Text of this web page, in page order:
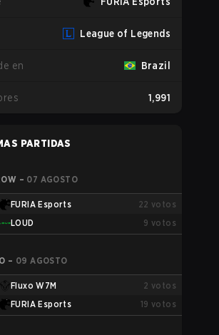
League of Legends
en Brazil
1,991
PARTIDAS
– 07 AGOSTO
FURIA Esports 22 votos
LOUD
9 votos
– 09 AGOSTO
Fluxo W7M 2 votos
FURIA Esports
19 votos